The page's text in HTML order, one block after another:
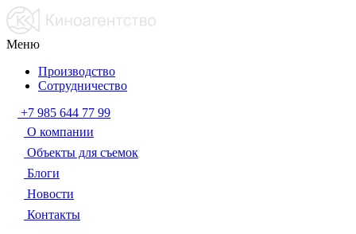
Меню
Производство
Сотрудничество
+7 985 644 77 99
О компании
Объекты для съемок
Блоги
Новости
Контакты